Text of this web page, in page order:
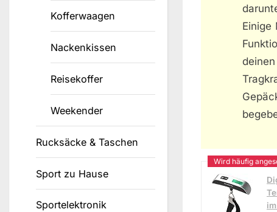
Einige
Kofferwaagen
Nackenkissen
Reisekoffer
Weekender
Rucksäcke & Taschen
Sport zu Hause
Sportelektronik